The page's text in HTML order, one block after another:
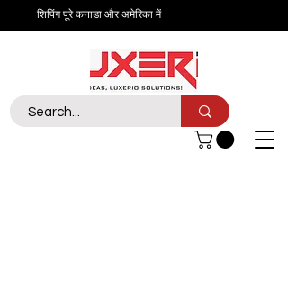
शिपिंग पूरे कनाडा और अमेरिका में